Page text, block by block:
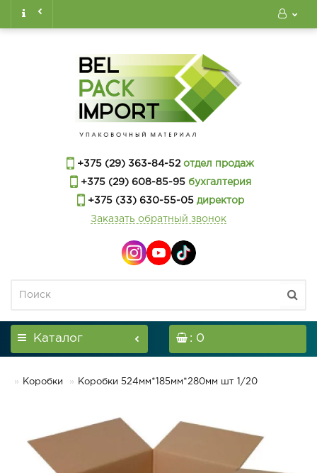
+375 (29) 363-84-52 отдел продаж
+375 (29) 608-85-95бухгалтерия
+375 (33) 630-55-05директор
Заказать обратный звонок
Каталог : 0
Коробки Коробки 524мм*185мм*280мм шт 1/20